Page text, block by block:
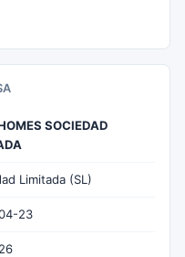
SOCIEDAD
Limitada (SL)
23